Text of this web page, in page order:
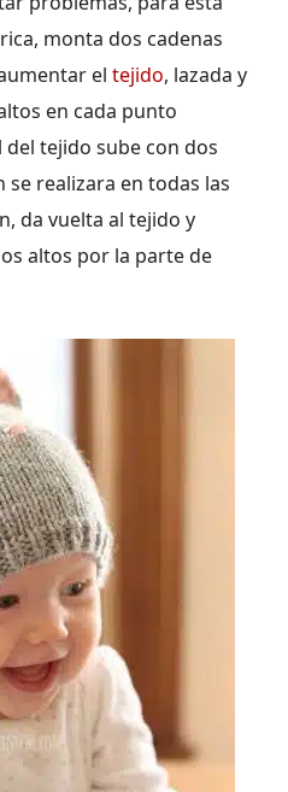
monta dos cadenas
el tejido, lazada y
en cada punto
tejido sube con dos
se realizara en todas las
da vuelta al tejido y
altos por la parte de